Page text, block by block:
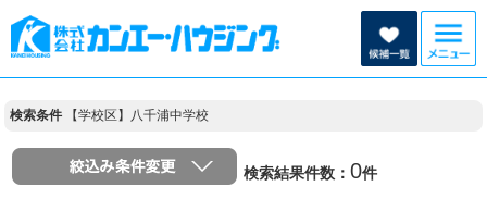
検索条件 【学校区】八千浦中学校
検索結果件数： 0件